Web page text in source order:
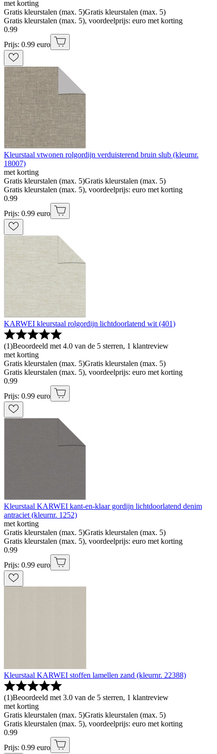
met korting
Gratis kleurstalen (max. 5)Gratis kleurstalen (max. 5)
Gratis kleurstalen (max. 5), voordeelprijs: euro met korting
0.99
Prijs: 0.99 euro
Kleurstaal vtwonen rolgordijn verduisterend bruin slub (kleurnr.
18007)
met korting
Gratis kleurstalen (max. 5)Gratis kleurstalen (max. 5)
Gratis kleurstalen (max. 5), voordeelprijs: euro met korting
0.99
Prijs: 0.99 euro
KARWEI kleurstaal rolgordijn lichtdoorlatend wit (401)
(1)Beoordeeld met 4.0 van de 5 sterren, 1 klantreview
met korting
Gratis kleurstalen (max. 5)Gratis kleurstalen (max. 5)
Gratis kleurstalen (max. 5), voordeelprijs: euro met korting
0.99
Prijs: 0.99 euro
Kleurstaal KARWEI kant-en-klaar gordijn lichtdoorlatend denim
antraciet (kleurnr. 1252)
met korting
Gratis kleurstalen (max. 5)Gratis kleurstalen (max. 5)
Gratis kleurstalen (max. 5), voordeelprijs: euro met korting
0.99
Prijs: 0.99 euro
Kleurstaal KARWEI stoffen lamellen zand (kleurnr. 22388)
(1)Beoordeeld met 3.0 van de 5 sterren, 1 klantreview
met korting
Gratis kleurstalen (max. 5)Gratis kleurstalen (max. 5)
Gratis kleurstalen (max. 5), voordeelprijs: euro met korting
0.99
Prijs: 0.99 euro